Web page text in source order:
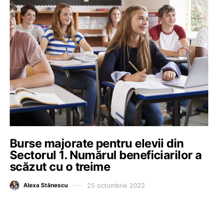
Burse majorate pentru elevii din
Sectorul 1. Numărul beneficiarilor a
scăzut cu o treime
Alexa Stănescu 25 octombrie 2022